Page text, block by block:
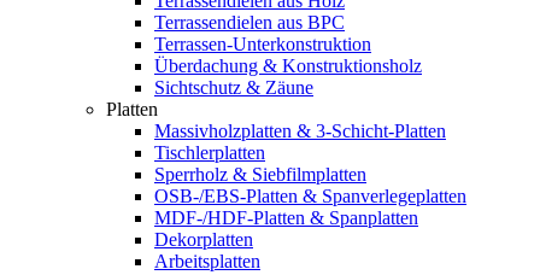
Terrassendielen aus BPC
Terrassen-Unterkonstruktion
Überdachung & Konstruktionsholz
Sichtschutz & Zäune
Platten
Massivholzplatten & 3-Schicht-Platten
Tischlerplatten
Sperrholz & Siebfilmplatten
OSB-/EBS-Platten & Spanverlegeplatten
MDF-/HDF-Platten & Spanplatten
Dekorplatten
Arbeitsplatten